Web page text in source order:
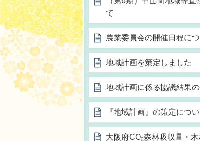
て
農業委員会の開催日程に
地域計画を策定しました
地域計画に係る協議結果
『地域計画』の策定につ
大阪府CO₂森林吸収量・